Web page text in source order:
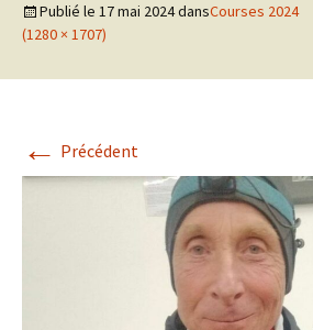
Publié le 17 mai 2024dansCourses 2024
(1280 × 1707)
← Précédent